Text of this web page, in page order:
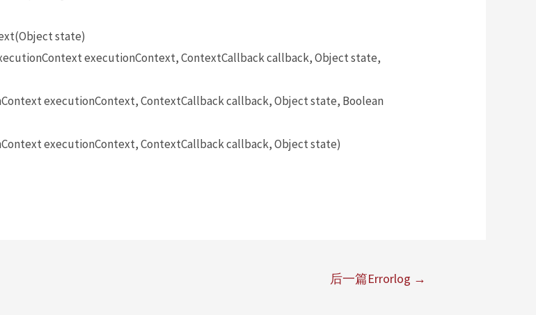
state)
executionContext, ContextCallback callback, Object state,
executionContext, ContextCallback callback, Object state, Boolean
executionContext, ContextCallback callback, Object state)
后一篇Errorlog →